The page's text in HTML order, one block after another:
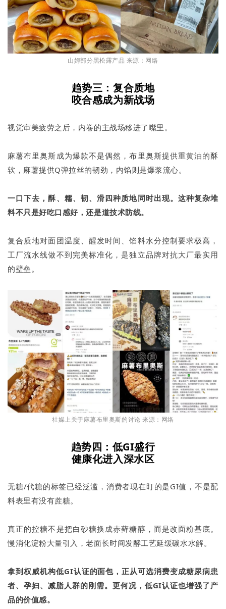
山姆部分黑松露产品 来源：网络
趋势三：复合质地
咬合感成为新战场
视觉审美疲劳之后，内卷的主战场移进了嘴里。
麻薯布里奥斯成为爆款不是偶然，布里奥斯提供重黄油的酥
软，麻薯提供Q弹拉丝的韧劲，内馅则是爆浆流心。
一口下去，酥、糯、韧、滑四种质地同时出现。这种复杂堆
料不只是好吃口感好，还是道技术防线。
复合质地对面团温度、醒发时间、馅料水分控制要求极高，
工厂流水线做不到完美标准化，是独立品牌对抗大厂最实用
的壁垒。
社媒上关于麻薯布里奥斯的讨论 来源：网络
趋势四：低GI盛行
健康化进入深水区
无糖/代糖的标签已经泛滥，消费者现在盯的是GI值，不是配
料表里有没有蔗糖。
真正的控糖不是把白砂糖换成赤藓糖醇，而是改面粉基底。
慢消化淀粉大量引入，老面长时间发酵工艺延缓碳水水解。
拿到权威机构低GI认证的面包，正从可选消费变成糖尿病患
者、孕妇、减脂人群的刚需。更何况，低GI认证也增强了产
品的价值感。